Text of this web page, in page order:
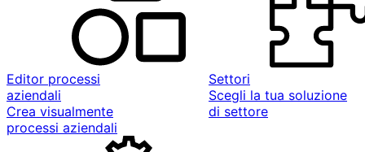
Editor processi
aziendali
Crea visualmente
processi aziendali
Settori
Scegli la tua soluzione
di settore